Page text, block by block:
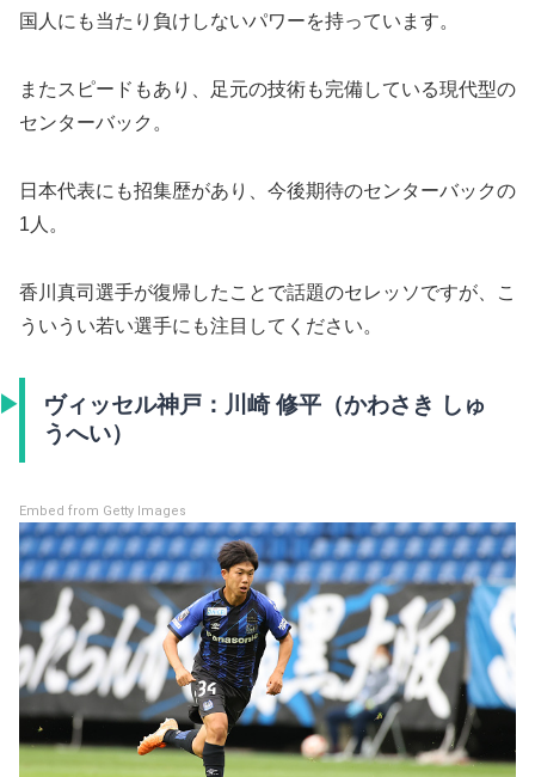
国人にも当たり負けしないパワーを持っています。
またスピードもあり、足元の技術も完備している現代型の
センターバック。
日本代表にも招集歴があり、今後期待のセンターバックの
1人。
香川真司選手が復帰したことで話題のセレッソですが、こ
ういうい若い選手にも注目してください。
ヴィッセル神戸：川崎 修平（かわさき しゅ
うへい）
Embed from Getty Images